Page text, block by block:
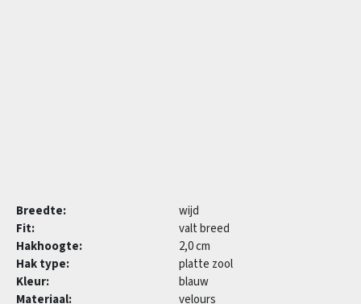
Breedte:
wijd
Fit:
valt breed
Hakhoogte:
2,0 cm
Hak type:
platte zool
Kleur:
blauw
Materiaal:
velours